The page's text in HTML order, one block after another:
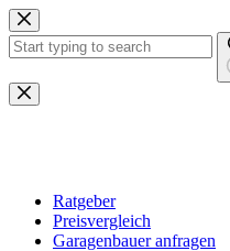
Zum
Inhalt
springen
Keine
Ergebnisse
Ratgeber
Preisvergleich
Garagenbauer anfragen